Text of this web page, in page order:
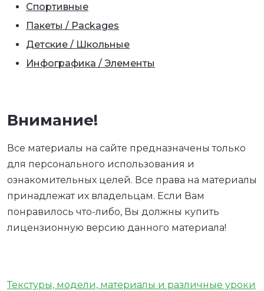
Спортивные
Пакеты / Packages
Детские / Школьные
Инфографика / Элементы
Внимание!
Все материалы на сайте предназначены только
для персонального использования и
ознакомительных целей. Все права на материалы
принадлежат их владельцам. Если Вам
понравилось что-либо, Вы должны купить
лицензионную версию данного материала!
Текстуры, модели, материалы и различные уроки